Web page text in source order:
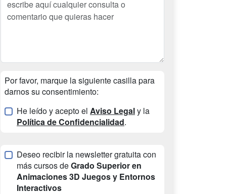
Por favor, marque la siguiente casilla para
darnos su consentimiento:
He leído y acepto el Aviso Legaly la
Política de Confidencialidad.
Deseo recibir la newsletter gratuita con
más cursos deGrado Superior en
Animaciones 3D Juegos y Entornos
Interactivos